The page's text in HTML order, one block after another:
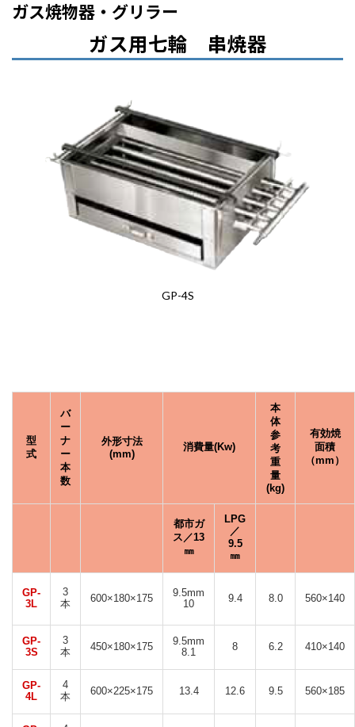
ガス焼物器・グリラー
ガス用七輪 串焼器
GP-4S
型
式
バ
ー
ナ
ー
本
数
外形寸法
(mm)
消費量(Kw)
本
体
参
考
重
量
(kg)
有効焼
面積
（mm）
都市ガ
ス／13
㎜
LPG
／
9.5
㎜
GP-
3L
3
本
600×180×175
9.5mm
10
9.4 8.0 560×140
GP-
3S
3
本
450×180×175
9.5mm
8.1
8 6.2 410×140
GP-
4L
4
本
600×225×175 13.4 12.6 9.5 560×185